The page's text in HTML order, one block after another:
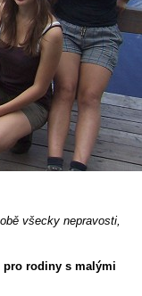
všecky nepravosti,
pro rodiny s malými